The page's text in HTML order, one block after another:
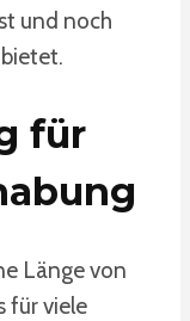
und noch
für
Länge von
für viele